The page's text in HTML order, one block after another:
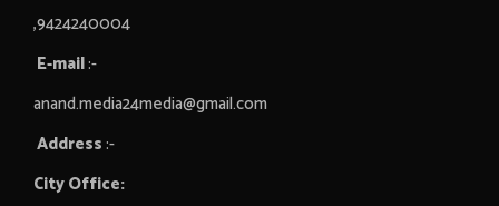
,9424240004
E-mail:-
anand.media24media@gmail.com
Address:-
City Office: